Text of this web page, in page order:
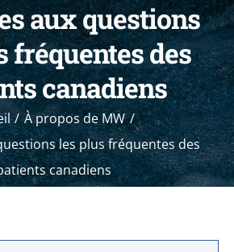
aux questions
fréquentes des
canadiens
À propos de MW
les plus fréquentes des
canadiens